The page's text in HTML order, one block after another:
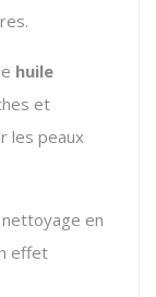
huile
et
les peaux
en
effet